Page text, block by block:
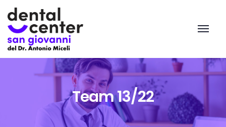
Team 13/22